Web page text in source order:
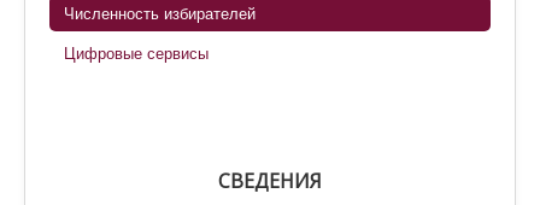
Численность избирателей
Цифровые сервисы
СВЕДЕНИЯ